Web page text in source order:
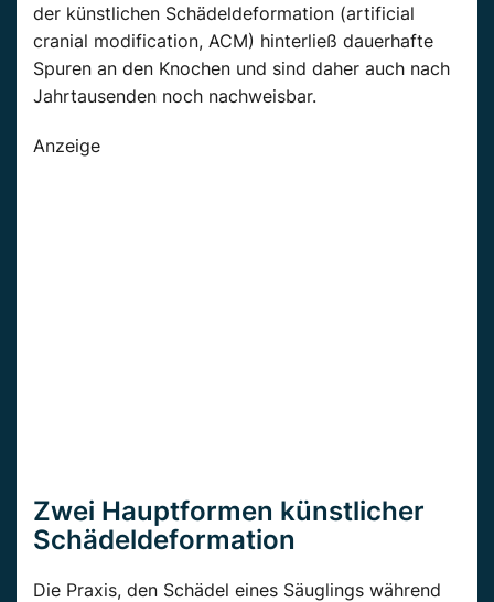
der künstlichen Schädeldeformation (artificial
cranial modification, ACM) hinterließ dauerhafte
Spuren an den Knochen und sind daher auch nach
Jahrtausenden noch nachweisbar.
Anzeige
Zwei Hauptformen künstlicher
Schädeldeformation
Die Praxis, den Schädel eines Säuglings während